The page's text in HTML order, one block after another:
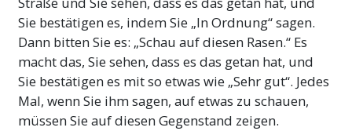
Sie bestätigen es, indem Sie „In Ordnung“ sagen.
Dann bitten Sie es: „Schau auf diesen Rasen.“ Es
macht das, Sie sehen, dass es das getan hat, und
Sie bestätigen es mit so etwas wie „Sehr gut“. Jedes
Mal, wenn Sie ihm sagen, auf etwas zu schauen,
müssen Sie auf diesen Gegenstand zeigen.